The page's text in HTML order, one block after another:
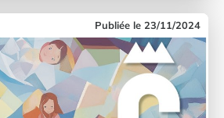
23/11/2024